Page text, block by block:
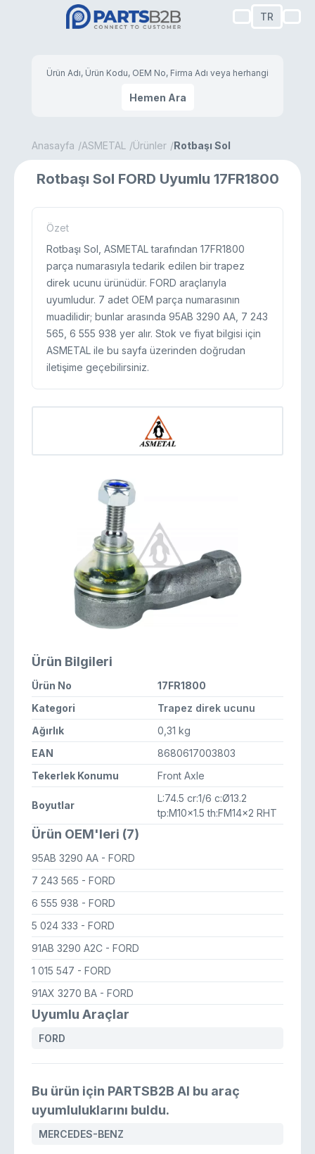
TR
Hemen Ara
Anasayfa ASMETAL Ürünler Rotbaşı Sol
Rotbaşı Sol FORD Uyumlu 17FR1800
Özet
Rotbaşı Sol, ASMETAL tarafından 17FR1800
parça numarasıyla tedarik edilen bir trapez
direk ucunu ürünüdür. FORD araçlarıyla
uyumludur. 7 adet OEM parça numarasının
muadilidir; bunlar arasında 95AB 3290 AA, 7 243
565, 6 555 938 yer alır. Stok ve fiyat bilgisi için
ASMETAL ile bu sayfa üzerinden doğrudan
iletişime geçebilirsiniz.
Ürün Bilgileri
Ürün No
17FR1800
Kategori
Trapez direk ucunu
Ağırlık
0,31 kg
EAN
8680617003803
Tekerlek Konumu
Front Axle
Boyutlar
L:74.5 cr:1/6 c:Ø13.2
tp:M10x1.5 th:FM14x2 RHT
Ürün OEM'leri (7)
95AB 3290 AA - FORD
7 243 565 - FORD
6 555 938 - FORD
5 024 333 - FORD
91AB 3290 A2C - FORD
1 015 547 - FORD
91AX 3270 BA - FORD
Uyumlu Araçlar
FORD
Bu ürün için PARTSB2B AI bu araç
uyumluluklarını buldu.
MERCEDES-BENZ